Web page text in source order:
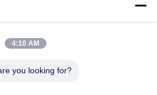
Gửi
4:10 AM
you looking for?